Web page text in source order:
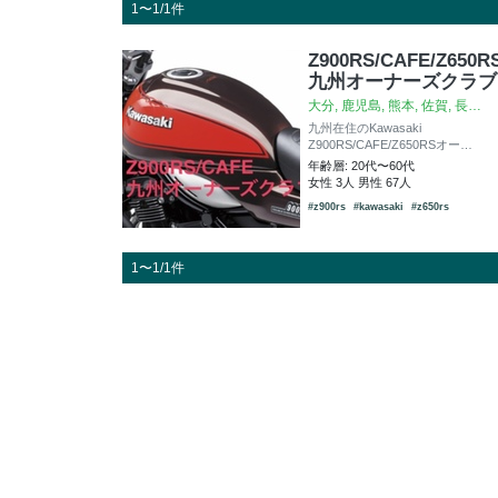
1〜1/1件
Z900RS/CAFE/
九州オーナーズクラブ
大分, 鹿児島, 熊本, 佐賀, 長…
九州在住のKawasaki
Z900RS/CAFE/Z650RSオー…
年齢層: 20代〜60代
女性 3人 男性 67人
#z900rs #kawasaki #z650rs
1〜1/1件